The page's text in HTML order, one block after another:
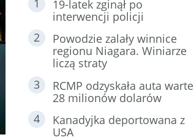
19-latek zginął po
interwencji policji
Powodzie zalały winnice
regionu Niagara. Winiarze
liczą straty
RCMP odzyskała auta warte
28 milionów dolarów
Kanadyjka deportowana z
USA